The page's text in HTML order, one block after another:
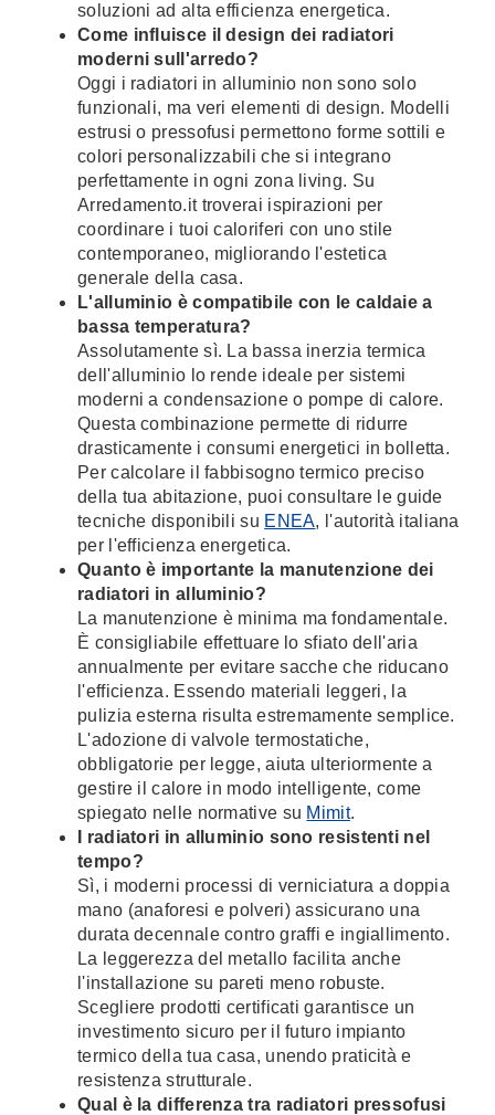
soluzioni ad alta efficienza energetica.
Come influisce il design dei radiatori
moderni sull'arredo?
Oggi i radiatori in alluminio non sono solo
funzionali, ma veri elementi di design. Modelli
estrusi o pressofusi permettono forme sottili e
colori personalizzabili che si integrano
perfettamente in ogni zona living. Su
Arredamento.it troverai ispirazioni per
coordinare i tuoi caloriferi con uno stile
contemporaneo, migliorando l'estetica
generale della casa.
L'alluminio è compatibile con le caldaie a
bassa temperatura?
Assolutamente sì. La bassa inerzia termica
dell'alluminio lo rende ideale per sistemi
moderni a condensazione o pompe di calore.
Questa combinazione permette di ridurre
drasticamente i consumi energetici in bolletta.
Per calcolare il fabbisogno termico preciso
della tua abitazione, puoi consultare le guide
tecniche disponibili su ENEA, l'autorità italiana
per l'efficienza energetica.
Quanto è importante la manutenzione dei
radiatori in alluminio?
La manutenzione è minima ma fondamentale.
È consigliabile effettuare lo sfiato dell'aria
annualmente per evitare sacche che riducano
l'efficienza. Essendo materiali leggeri, la
pulizia esterna risulta estremamente semplice.
L'adozione di valvole termostatiche,
obbligatorie per legge, aiuta ulteriormente a
gestire il calore in modo intelligente, come
spiegato nelle normative su Mimit.
I radiatori in alluminio sono resistenti nel
tempo?
Sì, i moderni processi di verniciatura a doppia
mano (anaforesi e polveri) assicurano una
durata decennale contro graffi e ingiallimento.
La leggerezza del metallo facilita anche
l'installazione su pareti meno robuste.
Scegliere prodotti certificati garantisce un
investimento sicuro per il futuro impianto
termico della tua casa, unendo praticità e
resistenza strutturale.
Qual è la differenza tra radiatori pressofusi